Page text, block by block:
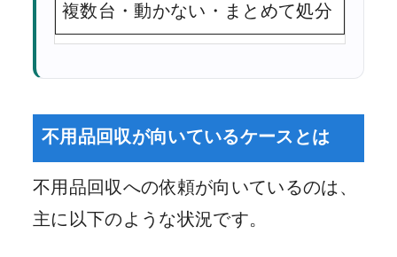
複数台・動かない・まとめて処分
不用品回収が向いているケースとは
不用品回収への依頼が向いているのは、
主に以下のような状況です。